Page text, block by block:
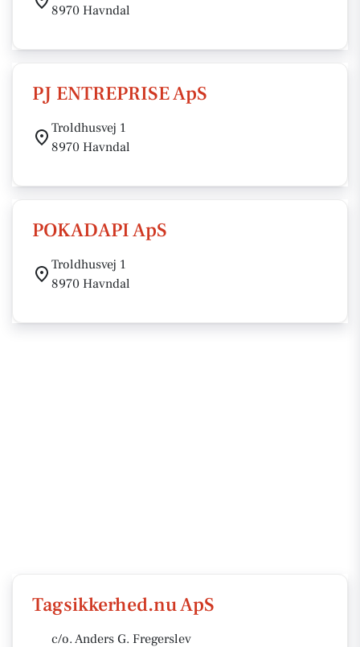
8970 Havndal
PJ ENTREPRISE ApS
Troldhusvej 1
8970 Havndal
POKADAPI ApS
Troldhusvej 1
8970 Havndal
Tagsikkerhed.nu ApS
c/o. Anders G. Fregerslev